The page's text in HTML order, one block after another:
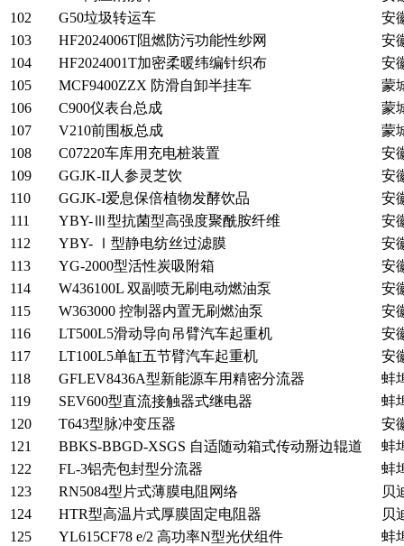
102
G50垃圾转运车
安
103
HF2024006T阻燃防污功能性纱网
安
104
HF2024001T加密柔暖纬编针织布
安
105
MCF9400ZZX 防滑自卸半挂车
蒙
106
C900仪表台总成
蒙
107
V210前围板总成
蒙
108
C07220车库用充电桩装置
安
109
GGJK-II人参灵芝饮
安
110
GGJK-I爱息保倍植物发酵饮品
安
111
YBY-Ⅲ型抗菌型高强度聚酰胺纤维
安
112
YBY- Ⅰ型静电纺丝过滤膜
安
113
YG-2000型活性炭吸附箱
安
114
W436100L 双副喷无刷电动燃油泵
安
115
W363000 控制器内置无刷燃油泵
安
116
LT500L5滑动导向吊臂汽车起重机
安
117
LT100L5单缸五节臂汽车起重机
安
118
GFLEV8436A型新能源车用精密分流器
蚌
119
SEV600型直流接触器式继电器
蚌
120
T643型脉冲变压器
安
121
BBKS-BBGD-XSGS 自适随动箱式传动掰边辊道
蚌
122
FL-3铝壳包封型分流器
蚌
123
RN5084型片式薄膜电阻网络
贝
124
HTR型高温片式厚膜固定电阻器
贝
125
YL615CF78 e/2 高功率N型光伏组件
蚌